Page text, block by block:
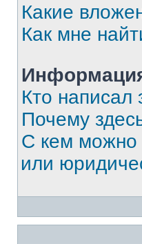
Какие
Как мне
Кто написал
Почему
С кем можно
или